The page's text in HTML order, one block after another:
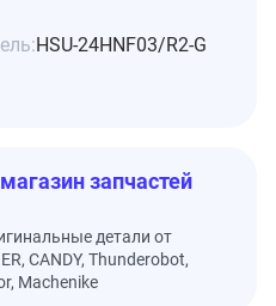
HSU-24HNF03/R2-G
запчастей
детали от
CANDY, Thunderobot,
Machenike